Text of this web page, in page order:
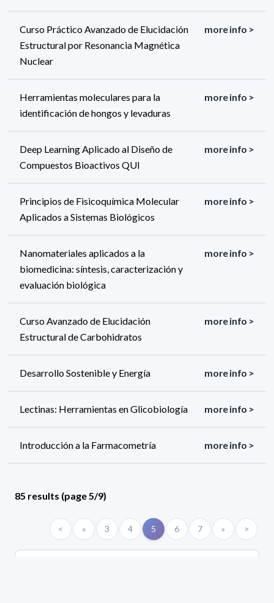
Curso Práctico Avanzado de Elucidación
Estructural por Resonancia Magnética
Nuclear
more info >
Herramientas moleculares para la
identificación de hongos y levaduras
more info >
Deep Learning Aplicado al Diseño de
Compuestos Bioactivos QUI
more info >
Principios de Fisicoquímica Molecular
Aplicados a Sistemas Biológicos
more info >
Nanomateriales aplicados a la
biomedicina: síntesis, caracterización y
evaluación biológica
more info >
Curso Avanzado de Elucidación
Estructural de Carbohidratos
more info >
Desarrollo Sostenible y Energía more info >
Lectinas: Herramientas en Glicobiología more info >
Introducción a la Farmacometría more info >
85 results (page 5/9)
< « 3 4 5 6 7 » >